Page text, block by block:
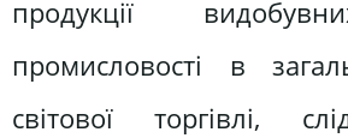
продукції
промисловості в
світової торгівлі,